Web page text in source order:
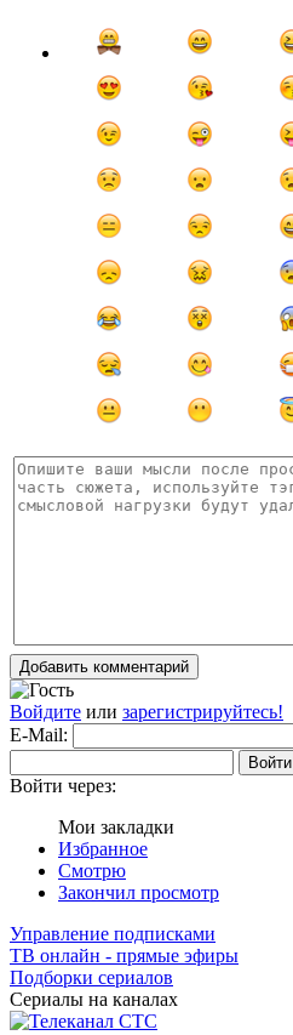
Добавить комментарий
Войдите или зарегистрируйтесь!
E-Mail:
Войти
Войти через:
Мои закладки
Избранное
Смотрю
Закончил просмотр
Управление подписками
ТВ онлайн - прямые эфиры
Подборки сериалов
Сериалы на каналах